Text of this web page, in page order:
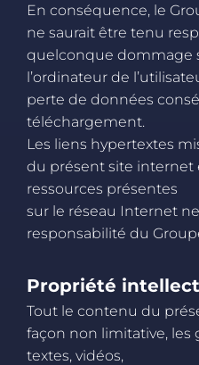
En conséquence, le
ne saurait être tenu
quelconque dommage
l’ordinateur de
perte de données
téléchargement.
Les liens hypertextes
du présent site internet
ressources présentes
sur le réseau Internet
responsabilité du
Propriété
Tout le contenu du
façon non limitative, les
textes, vidéos,